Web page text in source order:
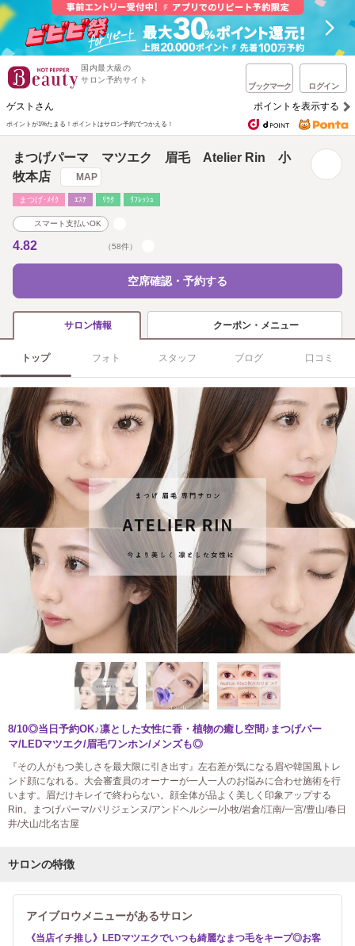
国内最大級の
サロン予約サイト
ブックマーク ログイン
ゲストさん ポイントを表示する
ポイントが1%たまる！ ポイントはサロン予約でつかえる！
まつげパーマ マツエク 眉毛 Atelier Rin 小
牧本店
MAP
まつげ･ﾒｲｸ ｴｽﾃ ﾘﾗｸ ﾘﾌﾚｯｼｭ
スマート支払いOK
4.82 （58件）
空席確認・予約する
サロン情報 クーポン・メニュー
トップ フォト スタッフ ブログ 口コミ
8/10◎当日予約OK♪凛とした女性に香・植物の癒し空間♪まつげパー
マ/LEDマツエク/眉毛ワンホン/メンズも◎
『その人がもつ美しさを最大限に引き出す』左右差が気になる眉や韓国風トレ
ンド顔になれる。大会審査員のオーナーが一人一人のお悩みに合わせ施術を行
います。眉だけキレイで終わらない。顔全体が品よく美しく印象アップする
Rin。まつげパーマ/パリジェンヌ/アンドヘルシー/小牧/岩倉/江南/一宮/豊山/春日
井/犬山/北名古屋
サロンの特徴
アイブロウメニューがあるサロン
《当店イチ推し》LEDマツエクでいつも綺麗なまつ毛をキープ◎お客